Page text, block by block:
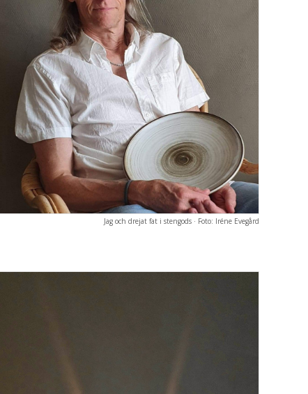
Jag och drejat fat i stengods · Foto: Iréne Evegård